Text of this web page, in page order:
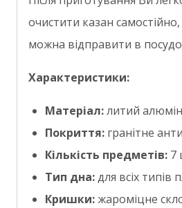
очистити казан
можна відправити в
Характеристики:
Матеріал:литий
Покриття: гранітне
Кількість предметів: 7
Тип дна:для всіх типів
Кришки:жароміцне